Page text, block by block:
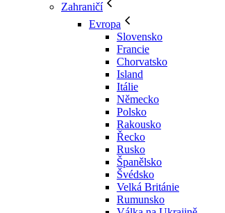
Zahraničí
Evropa
Slovensko
Francie
Chorvatsko
Island
Itálie
Německo
Polsko
Rakousko
Řecko
Rusko
Španělsko
Švédsko
Velká Británie
Rumunsko